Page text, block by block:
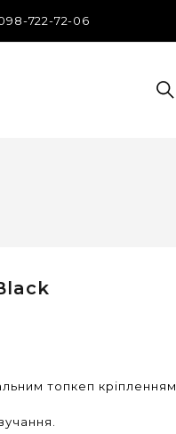
722-72-06
топкеп кріпленням.